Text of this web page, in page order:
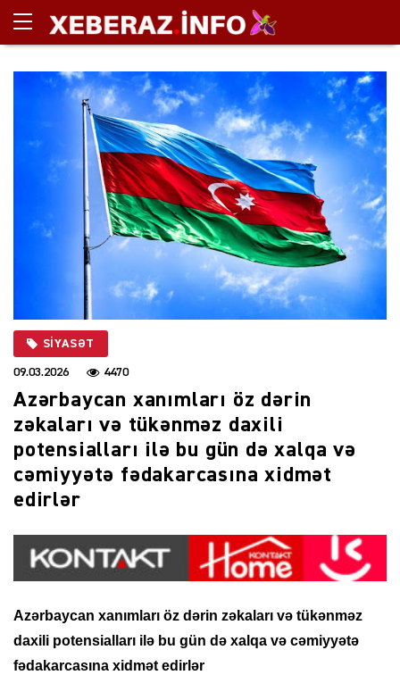
SIYASƏT
09.03.2026 4470
Azərbaycan xanımları öz dərin
zəkaları və tükənməz daxili
potensialları ilə bu gün də xalqa və
cəmiyyətə fədakarcasına xidmət
edirlər
Azərbaycan xanımları öz dərin zəkaları və tükənməz
daxili potensialları ilə bu gün də xalqa və cəmiyyətə
fədakarcasına xidmət edirlər